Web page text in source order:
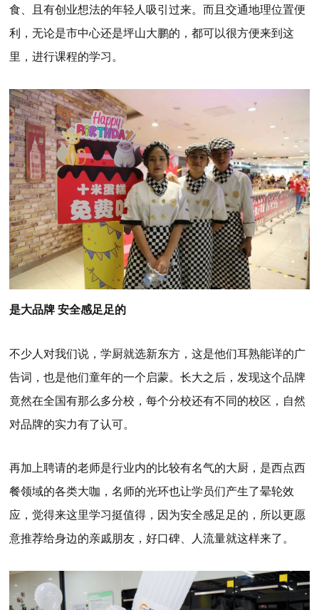
食、且有创业想法的年轻人吸引过来。而且交通地理位置便
利，无论是市中心还是坪山大鹏的，都可以很方便来到这
里，进行课程的学习。
是大品牌 安全感足足的
不少人对我们说，学厨就选新东方，这是他们耳熟能详的广
告词，也是他们童年的一个启蒙。长大之后，发现这个品牌
竟然在全国有那么多分校，每个分校还有不同的校区，自然
对品牌的实力有了认可。
再加上聘请的老师是行业内的比较有名气的大厨，是西点西
餐领域的各类大咖，名师的光环也让学员们产生了晕轮效
应，觉得来这里学习挺值得，因为安全感足足的，所以更愿
意推荐给身边的亲戚朋友，好口碑、人流量就这样来了。